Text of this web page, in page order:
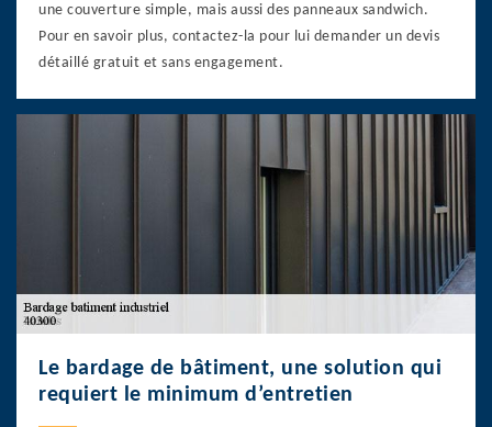
une couverture simple, mais aussi des panneaux sandwich.
Pour en savoir plus, contactez-la pour lui demander un devis
détaillé gratuit et sans engagement.
Le bardage de bâtiment, une solution qui
requiert le minimum d’entretien